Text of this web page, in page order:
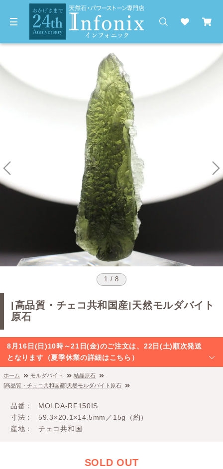
1 / 8
[高品質・チェコ共和国産]天然モルダバイト
原石
8月16日(日)10時～21日(金)のご注文は、22日(土)順次発送
となります（夏季休業の詳細はこちら）
ホーム モルダバイト
結晶原石
[高品質・チェコ共和国産]天然モルダバイト原石
品番
MOLDA-RF150IS
寸法
59.3×20.1×14.5mm／15g（約）
産地
チェコ共和国
SOLD OUT